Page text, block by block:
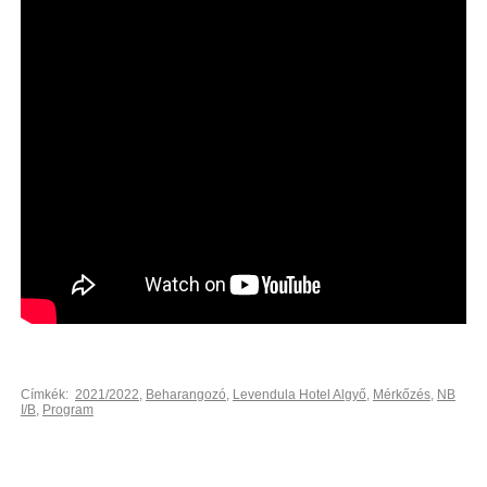
Címkék: 2021/2022, Beharangozó, Levendula Hotel Algyő, Mérkőzés, NB
I/B, Program